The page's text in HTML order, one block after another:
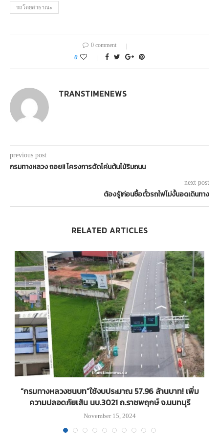
รถโดยสาธาณะ
0 comment
0
TRANSTIMENEWS
previous post
กรมทางหลวง ถอย!! โครงการตัดโค่นต้นไม้ริมถนน
next post
ต้องรู้!ก่อนซื้อตั๋วรถไฟไม่งั้นอดเดินทาง
RELATED ARTICLES
“กรมทางหลวงชนบท”ใช้งบประมาณ 57.96 ล้านบาท! เพิ่ม
ความปลอดภัยเส้น นบ.3021 ถ.ราชพฤกษ์ จ.นนทบุรี
November 15, 2024